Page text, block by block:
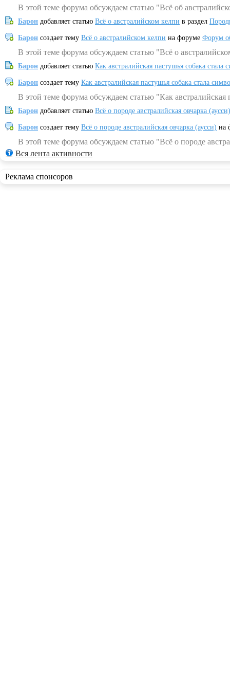
В этой теме форума обсуждаем статью "Всё об
Барон добавляет статью Всё о австралийском келпи в раздел
Барон создает тему Всё о австралийском келпи на форуме Форум
В этой теме форума обсуждаем статью "Всё о
Барон добавляет статью Как австралийская пастушья собака
Барон создает тему Как австралийская пастушья собака стала
В этой теме форума обсуждаем статью "Как
Барон добавляет статью Всё о породе австралийская овчарка (аусси)
Барон создает тему Всё о породе австралийская овчарка (аусси) на
В этой теме форума обсуждаем статью "Всё о породе
Вся лента активности
Реклама спонсоров